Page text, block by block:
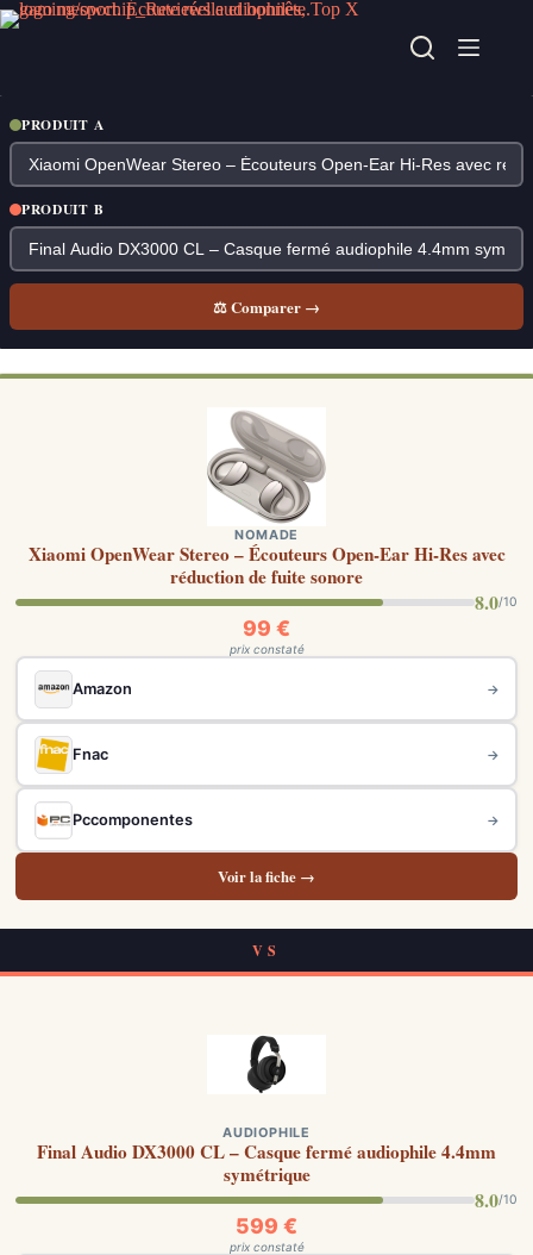
Passer
au
PRODUIT A
PRODUIT B
⚖ Comparer →
NOMADE
Xiaomi OpenWear Stereo – Écouteurs Open-Ear Hi-Res avec
réduction de fuite sonore
8.0/10
99 €
prix constaté
Amazon →
Fnac →
Pccomponentes →
Voir la fiche →
VS
AUDIOPHILE
Final Audio DX3000 CL – Casque fermé audiophile 4.4mm
symétrique
8.0/10
599 €
prix constaté